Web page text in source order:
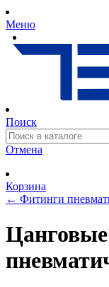
Меню
Поиск
Отмена
Корзина
← Фитинги